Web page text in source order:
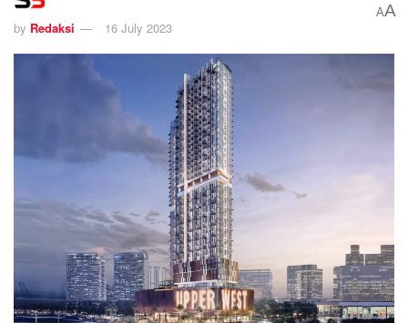
by Redaksi 16 July 2023
AA